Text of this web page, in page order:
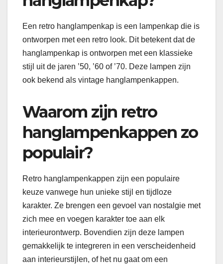
Een retro hanglampenkap is een lampenkap die is
ontworpen met een retro look. Dit betekent dat de
hanglampenkap is ontworpen met een klassieke
stijl uit de jaren ’50, ’60 of ’70. Deze lampen zijn
ook bekend als vintage hanglampenkappen.
Waarom zijn retro
hanglampenkappen zo
populair?
Retro hanglampenkappen zijn een populaire
keuze vanwege hun unieke stijl en tijdloze
karakter. Ze brengen een gevoel van nostalgie met
zich mee en voegen karakter toe aan elk
interieurontwerp. Bovendien zijn deze lampen
gemakkelijk te integreren in een verscheidenheid
aan interieurstijlen, of het nu gaat om een ​​